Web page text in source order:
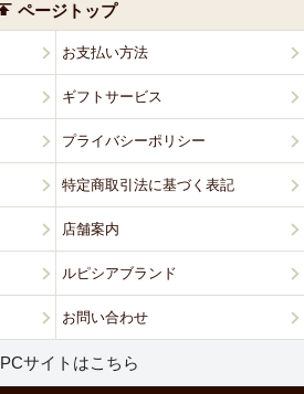
ページトップ
お支払い方法
ギフトサービス
プライバシーポリシー
特定商取引法に基づく表記
店舗案内
ルピシアブランド
お問い合わせ
PCサイトはこちら